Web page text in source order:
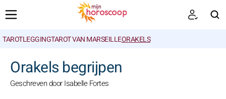
TAROTLEGGINGTAROT VAN MARSEILLEORAKELS
Orakels begrijpen
Geschreven door Isabelle Fortes